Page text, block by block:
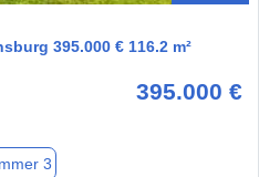
395.000 € 116.2 m²
395.000 €
3